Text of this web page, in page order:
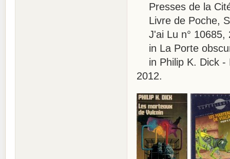
Presses de la
Livre de Poche,
J'ai Lu n° 10685,
in La Porte
in Philip K. Dick -
2012.